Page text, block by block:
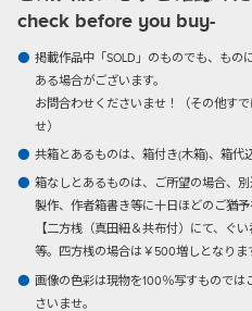
check before you buy-
掲載作品中「SOLD」のものでも、もの
ある場合がございます。
お問合わせくださいませ！（その他す
せ）
共箱とあるものは、箱付き(木箱)、箱代
箱なしとあるものは、ご所望の場合、別
製作、作者箱書き等に十日ほどのご猶予
【二方桟（真田紐＆共布付）にて、ぐ
等。四方桟の場合は￥500増しとなりま
画像の色彩は現物を100％写すもので
さいませ。